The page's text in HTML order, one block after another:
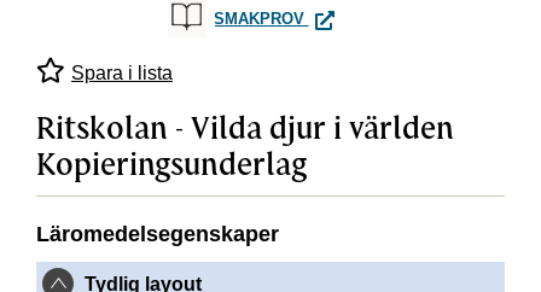
SMAKPROV RITSKOLAN - VILDA DJUR I
Spara i lista
Ritskolan - Vilda djur i världen
Kopieringsunderlag
Läromedelsegenskaper
Tydlig layout